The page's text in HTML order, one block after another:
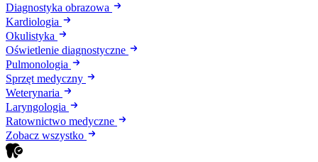
Diagnostyka obrazowa
Kardiologia
Okulistyka
Oświetlenie diagnostyczne
Pulmonologia
Sprzęt medyczny
Weterynaria
Laryngologia
Ratownictwo medyczne
Zobacz wszystko